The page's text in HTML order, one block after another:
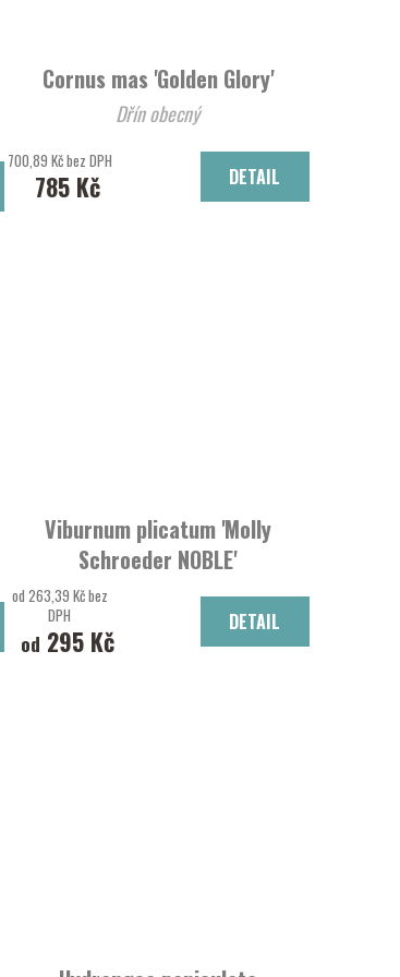
Cornus mas 'Golden Glory'
Dřín obecný
700,89 Kč bez DPH
785 Kč DETAIL
Viburnum plicatum 'Molly
Schroeder NOBLE'
Kalina řasnatá
od 263,39 Kč bez
DPH
od 295 Kč
DETAIL